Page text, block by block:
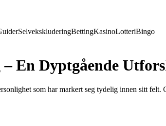
SelvekskluderingBettingKasinoLotteriBingo
En Dyptgående
som har markert seg tydelig innen sitt